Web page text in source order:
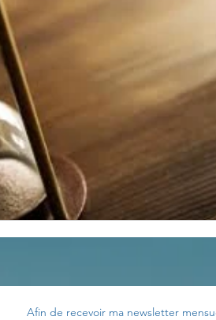
Afin de recevoir ma newsletter